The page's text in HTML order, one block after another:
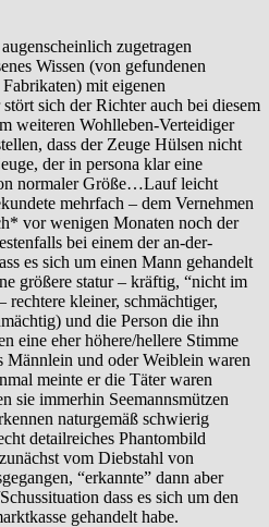
zugetragen
Wissen (von gefundenen
mit eigenen
sich der Richter auch bei diesem
weiteren Wohlleben-Verteidiger
dass der Zeuge Hülsen nicht
der in persona klar eine
normaler Größe…Lauf leicht
mehrfach – dem Vernehmen
vor wenigen Monaten noch der
bei einem der an-der-
es sich um einen Mann gehandelt
größere statur – kräftig, “nicht im
rechtere kleiner, schmächtiger,
und die Person die ihn
eine eher höhere/hellere Stimme
Männlein und oder Weiblein waren
meinte er die Täter waren
sie immerhin Seemannsmützen
naturgemäß schwierig
detailreiches Phantombild
vom Diebstahl von
“erkannte” dann aber
dass es sich um den
gehandelt habe.